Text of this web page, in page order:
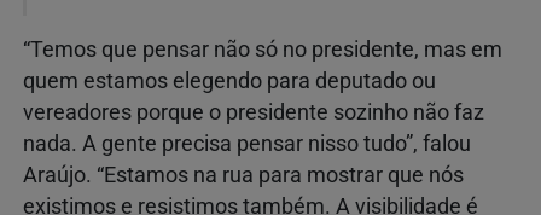
“Temos que pensar não só no presidente, mas em
quem estamos elegendo para deputado ou
vereadores porque o presidente sozinho não faz
nada. A gente precisa pensar nisso tudo”, falou
Araújo. “Estamos na rua para mostrar que nós
existimos e resistimos também. A visibilidade é